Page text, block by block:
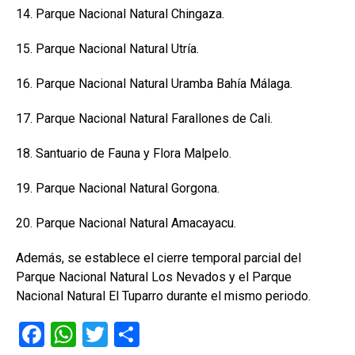
14. Parque Nacional Natural Chingaza.
15. Parque Nacional Natural Utría.
16. Parque Nacional Natural Uramba Bahía Málaga.
17. Parque Nacional Natural Farallones de Cali.
18. Santuario de Fauna y Flora Malpelo.
19. Parque Nacional Natural Gorgona.
20. Parque Nacional Natural Amacayacu.
Además, se establece el cierre temporal parcial del
Parque Nacional Natural Los Nevados y el Parque
Nacional Natural El Tuparro durante el mismo periodo.
F
W T